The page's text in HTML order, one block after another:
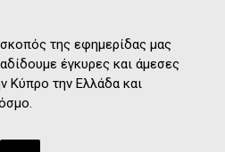
της εφημερίδας μας
έγκυρες και άμεσες
Κύπρο την Ελλάδα και